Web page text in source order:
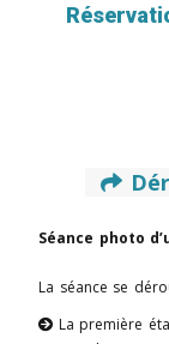

Séance photo
La séance se
 La première